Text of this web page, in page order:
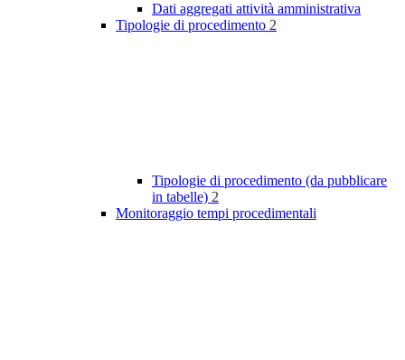
Dati aggregati attività amministrativa
Tipologie di procedimento 2
Tipologie di procedimento (da pubblicare
in tabelle) 2
Monitoraggio tempi procedimentali